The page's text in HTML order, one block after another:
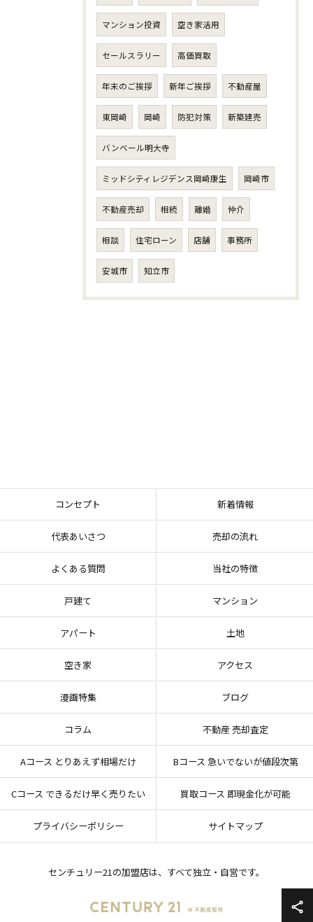
マンション投資 空き家活用
セールスラリー 高価買取
年末のご挨拶 新年ご挨拶 不動産屋
東岡崎 岡崎 防犯対策 新築建売
バンベール明大寺
ミッドシティレジデンス岡崎康生 岡崎市
不動産売却 相続 離婚 仲介
相談 住宅ローン 店舗 事務所
安城市 知立市
コンセプト 新着情報
代表あいさつ 売却の流れ
よくある質問 当社の特徴
戸建て マンション
アパート 土地
空き家 アクセス
漫画特集 ブログ
コラム 不動産 売却査定
Aコース とりあえず相場だけ Bコース 急いでないが値段次第
Cコース できるだけ早く売りたい 買取コース 即現金化が可能
プライバシーポリシー サイトマップ
センチュリー21の加盟店は、すべて独立・自営です。